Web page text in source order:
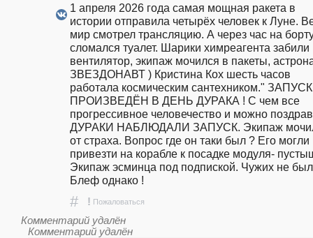
1 апреля 2026 года самая мощная ракета в
истории отправила четырёх человек к Луне.
мир смотрел трансляцию. А через час на
сломался туалет. Шарики химреагента забили
вентилятор, экипаж мочился в пакеты,
ЗВЕЗДОНАВТ ) Кристина Кох шесть часов
работала космическим сантехником." ЗАПУСК
ПРОИЗВЕДЁН В ДЕНЬ ДУРАКА ! С чем все
прогрессивное человечество и можно
ДУРАКИ НАБЛЮДАЛИ ЗАПУСК. Экипаж
от страха. Вопрос где он таки был ? Его могли
привезти на корабле к посадке модуля-
Экипаж эсминца под подпиской. Чужих не
Блеф однако !
# ! Пожаловаться
Комментарий удалён
Комментарий удалён